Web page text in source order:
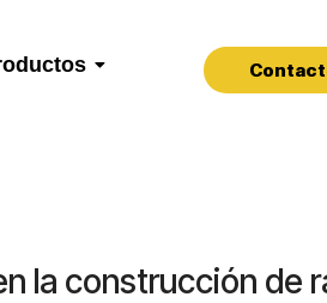
la construcción de